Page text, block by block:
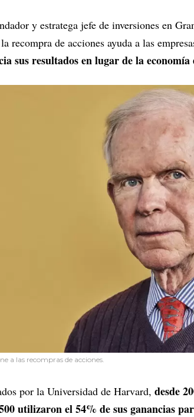
y estratega jefe de inversiones en
recompra de acciones ayuda a las
sus resultados en lugar de la economía
a las recompras de acciones.
por la Universidad de Harvard, desde
utilizaron el 54% de sus ganancias